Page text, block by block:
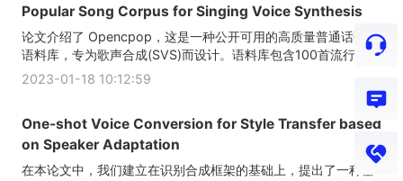
Popular Song Corpus for Singing Voice Synthesis
论文介绍了 Opencpop，这是一种公开可用的高质量普通话歌唱
语料库，专为歌声合成(SVS)而设计。语料库包含100首流行的...
2023-01-18 10:12:59
One-shot Voice Conversion for Style Transfer based
on Speaker Adaptation
在本论文中，我们建立在识别合成框架的基础上，提出了一种基